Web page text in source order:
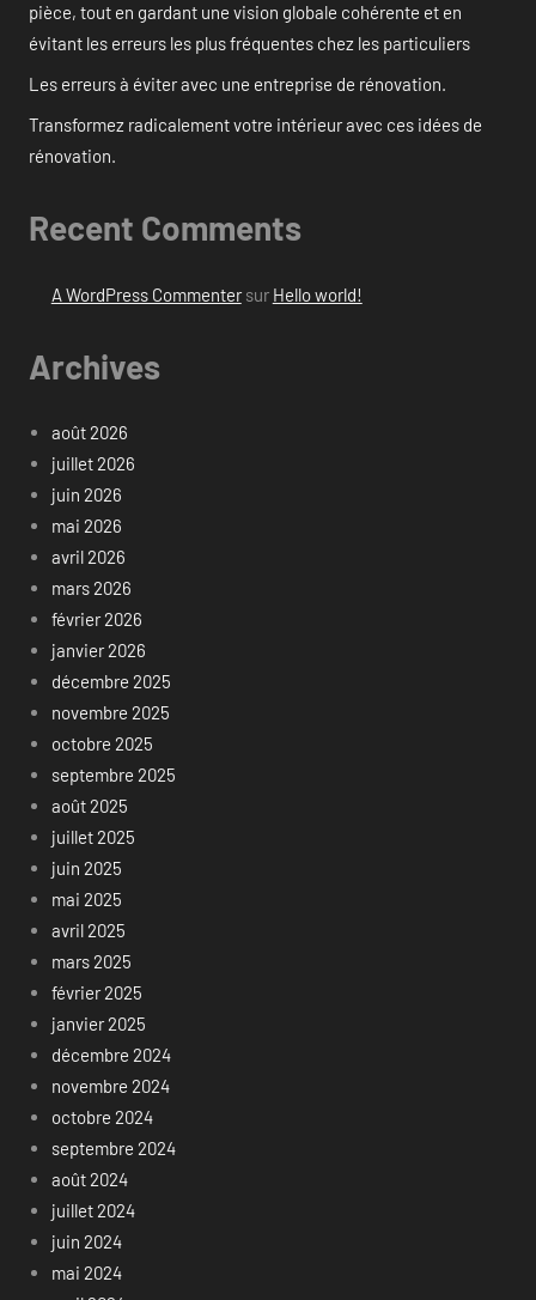
pièce, tout en gardant une vision globale cohérente et en
évitant les erreurs les plus fréquentes chez les particuliers
Les erreurs à éviter avec une entreprise de rénovation.
Transformez radicalement votre intérieur avec ces idées de
rénovation.
Recent Comments
A WordPress Commentersur Hello world!
Archives
août 2026
juillet 2026
juin 2026
mai 2026
avril 2026
mars 2026
février 2026
janvier 2026
décembre 2025
novembre 2025
octobre 2025
septembre 2025
août 2025
juillet 2025
juin 2025
mai 2025
avril 2025
mars 2025
février 2025
janvier 2025
décembre 2024
novembre 2024
octobre 2024
septembre 2024
août 2024
juillet 2024
juin 2024
mai 2024